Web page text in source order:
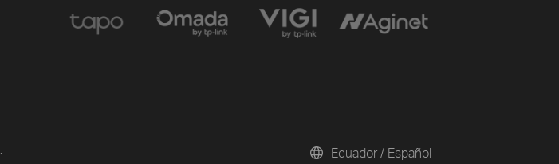
Ecuador / Español